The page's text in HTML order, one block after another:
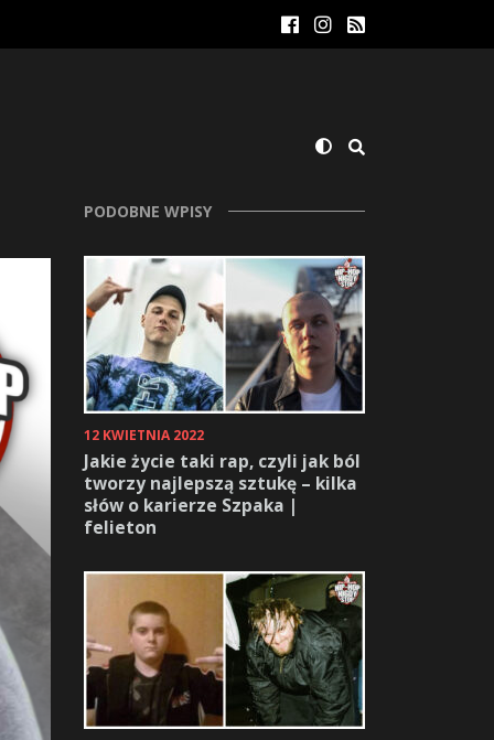
PODOBNE WPISY
12 KWIETNIA 2022
Jakie życie taki rap, czyli jak ból
tworzy najlepszą sztukę – kilka
słów o karierze Szpaka |
felieton